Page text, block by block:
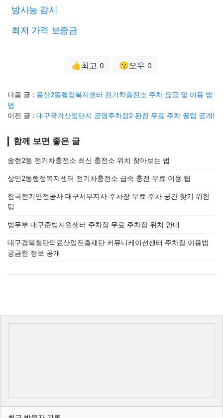
방사능 감시
최저 가격 보증금
👍최고 0 😗오우 0
다음 글 : 용산2동행정복지센터 전기차충전소 주차 요금 및 이용 방
법
이전 글 : 대구국가산업단지 공영주차장2 완전 무료 주차 꿀팁 공개!
함께 보면 좋은 글
송현2동 전기차충전소 최신 충전소 위치 찾아보는 법
상인2동행정복지센터 전기차충전소 급속 충전 무료 이용 팁
한국전기안전공사 대구서부지사 주차장 무료 주차 공간 찾기 위한
팁
법무부 대구준법지원센터 주차장 무료 주차장 위치 안내
대구경북첨단의료산업진흥재단 커뮤니케이션센터 주차장 이용법
궁금한 정보 공개